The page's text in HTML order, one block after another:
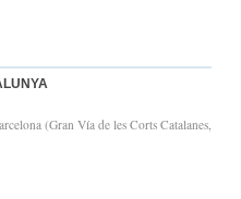
(Gran Vía de les Corts Catalanes,